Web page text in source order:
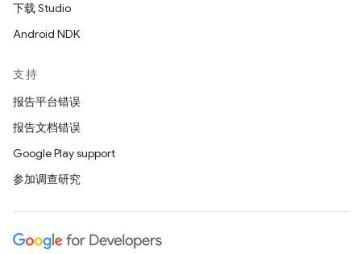
下载 Studio
Android NDK
支持
报告平台错误
报告文档错误
Google Play support
参加调查研究